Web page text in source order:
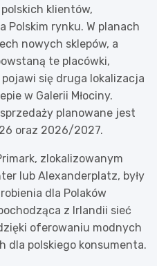
klientów,
rynku. W planach
nowych sklepów, a
te placówki,
się druga lokalizacja
w Galerii Młociny.
planowane jest
oraz 2026/2027.
zlokalizowanym
lub Alexanderplatz, były
dla Polaków
z Irlandii sieć
oferowaniu modnych
dla polskiego konsumenta.